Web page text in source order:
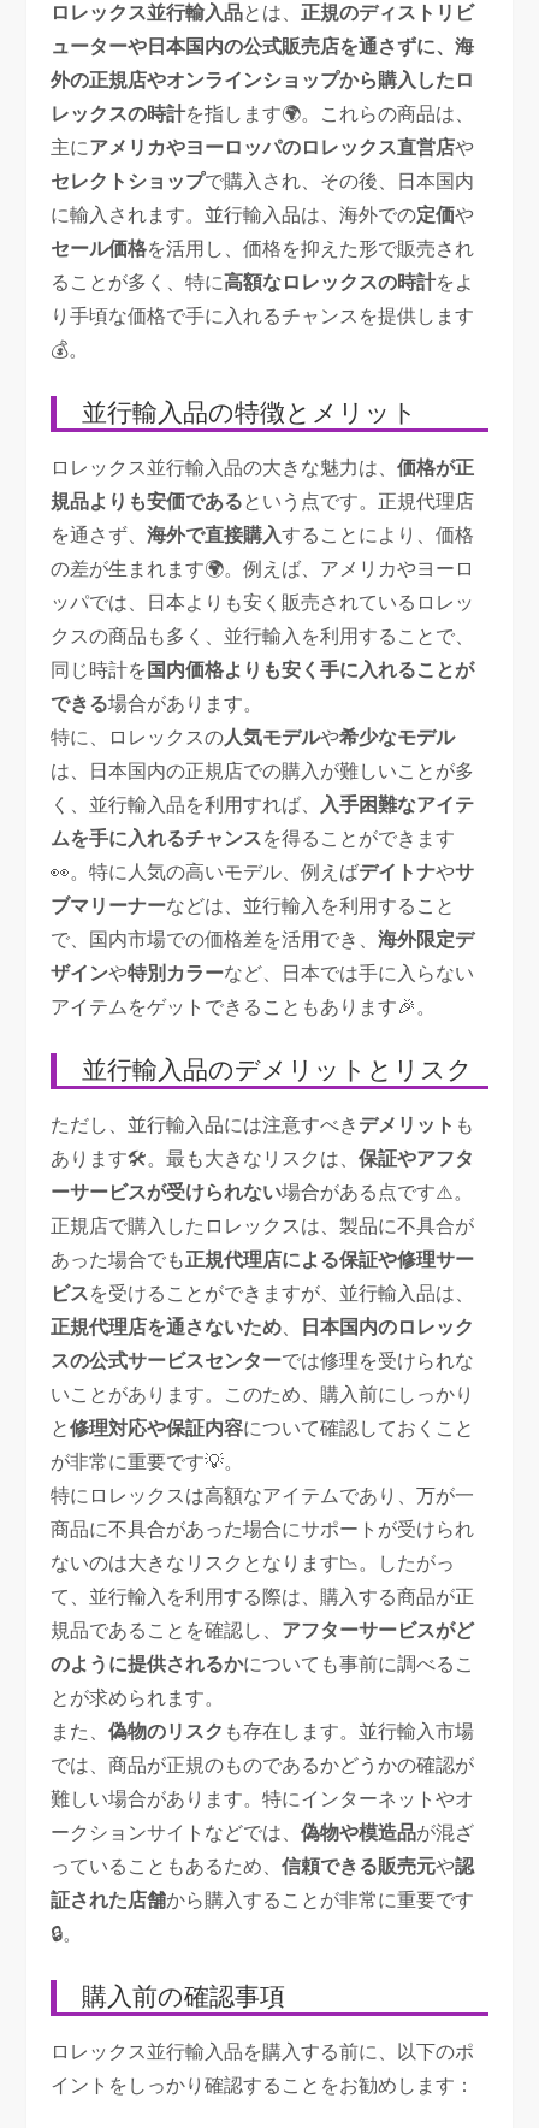
ロレックス並行輸入品とは、 正規のディストリビ
ューターや日本国内の公式販売店を通さずに、海
外の正規店やオンラインショップから購入したロ
レックスの時計を指します🌍。これらの商品は、
主にアメリカやヨーロッパのロレックス直営店や
セレクトショップで購入され、その後、日本国内
に輸入されます。並行輸入品は、海外での定価や
セール価格を活用し、価格を抑えた形で販売され
ることが多く、特に高額なロレックスの時計をよ
り手頃な価格で手に入れるチャンスを提供します
💰。
並行輸入品の特徴とメリット
ロレックス並行輸入品の大きな魅力は、価格が正
規品よりも安価であるという点です。正規代理店
を通さず、海外で直接購入することにより、価格
の差が生まれます🌍。例えば、アメリカやヨーロ
ッパでは、日本よりも安く販売されているロレッ
クスの商品も多く、並行輸入を利用することで、
同じ時計を 国内価格よりも安く手に入れることが
できる場合があります。
特に、ロレックスの人気モデルや希少なモデル
は、日本国内の正規店での購入が難しいことが多
く、並行輸入品を利用すれば、
入手困難なアイテ
ムを手に入れるチャンスを得ることができます
👀。特に人気の高いモデル、例えばデイトナやサ
ブマリーナーなどは、並行輸入を利用すること
で、国内市場での価格差を活用でき、海外限定デ
ザインや特別カラーなど、日本では手に入らない
アイテムをゲットできることもあります🎉。
並行輸入品のデメリットとリスク
ただし、並行輸入品には注意すべき デメリット も
あります🛠️。最も大きなリスクは、保証やアフタ
ーサービスが受けられない場合がある点です⚠️。
正規店で購入したロレックスは、製品に不具合が
あった場合でも正規代理店による保証や修理サー
ビスを受けることができますが、並行輸入品は、
正規代理店を通さないため
日本国内のロレック
スの公式サービスセンターでは修理を受けられな
いことがあります。このため、購入前にしっかり
と修理対応や保証内容について確認しておくこと
が非常に重要です💡。
特にロレックスは高額なアイテムであり、万が一
商品に不具合があった場合にサポートが受けられ
ないのは大きなリスクとなります📉。したがっ
て、並行輸入を利用する際は、購入する商品が正
規品であることを確認し、 アフターサービスがど
のように提供されるかについても事前に調べるこ
とが求められます。
また、偽物のリスク も存在します。並行輸入市場
では、商品が正規のものであるかどうかの確認が
難しい場合があります。特にインターネットやオ
ークションサイトなどでは、偽物や模造品が混ざ
っていることもあるため、信頼できる販売元や認
証された店舗から購入することが非常に重要です
🔒。
購入前の確認事項
ロレックス並行輸入品を購入する前に、以下のポ
イントをしっかり確認することをお勧めします：